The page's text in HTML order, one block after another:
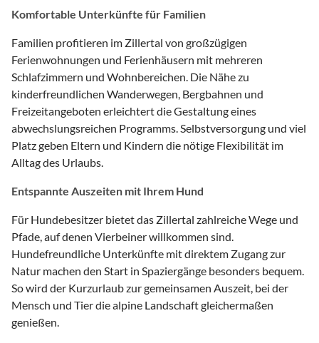
Komfortable Unterkünfte für Familien
Familien profitieren im Zillertal von großzügigen
Ferienwohnungen und Ferienhäusern mit mehreren
Schlafzimmern und Wohnbereichen. Die Nähe zu
kinderfreundlichen Wanderwegen, Bergbahnen und
Freizeitangeboten erleichtert die Gestaltung eines
abwechslungsreichen Programms. Selbstversorgung und viel
Platz geben Eltern und Kindern die nötige Flexibilität im
Alltag des Urlaubs.
Entspannte Auszeiten mit Ihrem Hund
Für Hundebesitzer bietet das Zillertal zahlreiche Wege und
Pfade, auf denen Vierbeiner willkommen sind.
Hundefreundliche Unterkünfte mit direktem Zugang zur
Natur machen den Start in Spaziergänge besonders bequem.
So wird der Kurzurlaub zur gemeinsamen Auszeit, bei der
Mensch und Tier die alpine Landschaft gleichermaßen
genießen.